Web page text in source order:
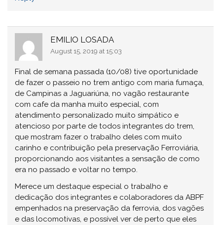
EMILIO LOSADA
August 15, 2019 at 15:03
Final de semana passada (10/08) tive oportunidade
de fazer o passeio no trem antigo com maria fumaça,
de Campinas a Jaguariúna, no vagão restaurante
com cafe da manha muito especial, com
atendimento personalizado muito simpático e
atencioso por parte de todos integrantes do trem,
que mostram fazer o trabalho deles com muito
carinho e contribuição pela preservação Ferroviária,
proporcionando aos visitantes a sensação de como
era no passado e voltar no tempo.
Merece um destaque especial o trabalho e
dedicação dos integrantes e colaboradores da ABPF
empenhados na preservação da ferrovia, dos vagões
e das locomotivas, e possível ver de perto que eles